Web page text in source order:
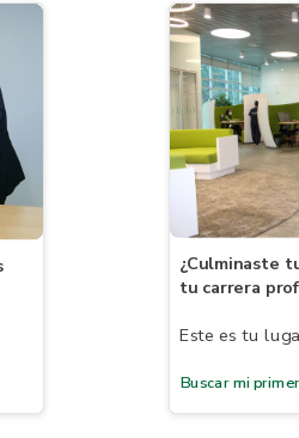
¿Culminaste
tu carrera
Este es tu
Buscar mi